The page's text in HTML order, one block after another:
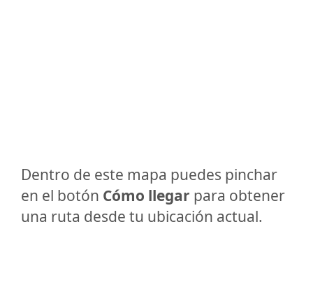
Dentro de este mapa puedes pinchar
en el botón Cómo llegar para obtener
una ruta desde tu ubicación actual.